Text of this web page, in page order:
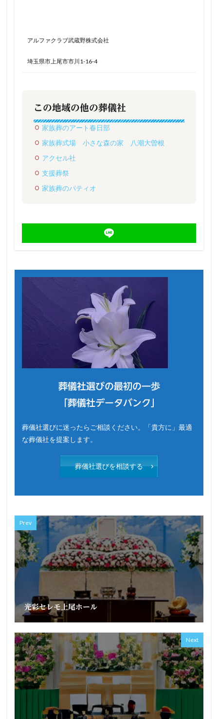
アルファクラブ武蔵野株式会社
埼玉県市上尾市市川1-16-4
この地域の他の葬儀社
家族葬のアート春日部
家族葬式場 小さな森の家 八潮大曽根
アクセル社
支援葬祭
家族葬のパティオ
葬儀社選びの最初の一歩
「葬儀社データバンク」
葬儀社選びに迷ったらご相談ください。「貴方に」最適
な葬儀社を提案します。
葬儀社選びを相談する
Prev
光彩セレモ上尾ホール
Next